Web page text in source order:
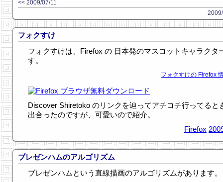
<< 2009/07/11
フォクすけ
フォクすけは、Firefox の 日本発のマスコットキャラクタ
す。
フォクすけの Firefox
Discover Shiretoko のリンクを辿ってアチコチ行ってると
出合ったのですが、可愛いので紹介。
Firefox
ブレゼンハムのアルゴリズム
ブレゼンハムという直線描画のアルゴリズムがあります。